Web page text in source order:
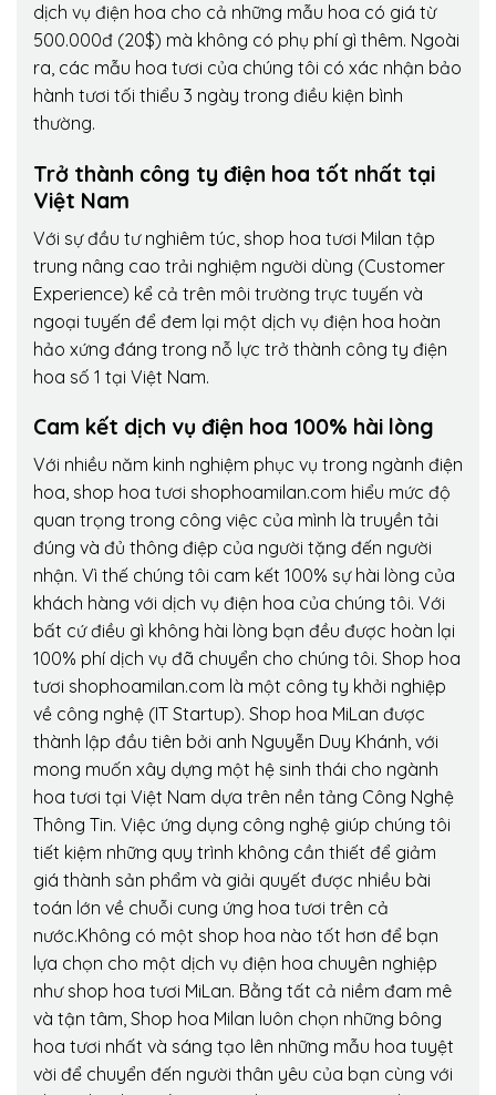
dịch vụ điện hoa cho cả những mẫu hoa có giá từ
500.000đ (20$) mà không có phụ phí gì thêm. Ngoài
ra, các mẫu hoa tươi của chúng tôi có xác nhận bảo
hành tươi tối thiểu 3 ngày trong điều kiện bình
thường.
Trở thành công ty điện hoa tốt nhất tại
Việt Nam
Với sự đầu tư nghiêm túc, shop hoa tươi Milan tập
trung nâng cao trải nghiệm người dùng (Customer
Experience) kể cả trên môi trường trực tuyến và
ngoại tuyến để đem lại một dịch vụ điện hoa hoàn
hảo xứng đáng trong nỗ lực trở thành công ty điện
hoa số 1 tại Việt Nam.
Cam kết dịch vụ điện hoa 100% hài lòng
Với nhiều năm kinh nghiệm phục vụ trong ngành điện
hoa, shop hoa tươi shophoamilan.com hiểu mức độ
quan trọng trong công việc của mình là truyền tải
đúng và đủ thông điệp của người tặng đến người
nhận. Vì thế chúng tôi cam kết 100% sự hài lòng của
khách hàng với dịch vụ điện hoa của chúng tôi. Với
bất cứ điều gì không hài lòng bạn đều được hoàn lại
100% phí dịch vụ đã chuyển cho chúng tôi. Shop hoa
tươi shophoamilan.com là một công ty khởi nghiệp
về công nghệ (IT Startup). Shop hoa MiLan được
thành lập đầu tiên bởi anh Nguyễn Duy Khánh, với
mong muốn xây dựng một hệ sinh thái cho ngành
hoa tươi tại Việt Nam dựa trên nền tảng Công Nghệ
Thông Tin. Việc ứng dụng công nghệ giúp chúng tôi
tiết kiệm những quy trình không cần thiết để giảm
giá thành sản phẩm và giải quyết được nhiều bài
toán lớn về chuỗi cung ứng hoa tươi trên cả
nước.Không có một shop hoa nào tốt hơn để bạn
lựa chọn cho một dịch vụ điện hoa chuyên nghiệp
như shop hoa tươi MiLan. Bằng tất cả niềm đam mê
và tận tâm, Shop hoa Milan luôn chọn những bông
hoa tươi nhất và sáng tạo lên những mẫu hoa tuyệt
vời để chuyển đến người thân yêu của bạn cùng với